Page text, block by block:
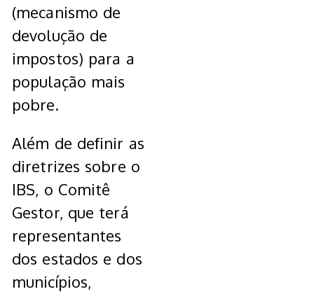
(mecanismo de
devolução de
impostos) para a
população mais
pobre.
Além de definir as
diretrizes sobre o
IBS, o Comitê
Gestor, que terá
representantes
dos estados e dos
municípios,